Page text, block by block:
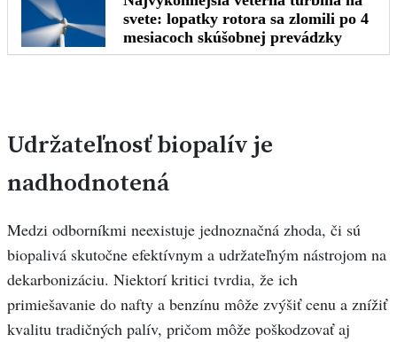
Udržateľnosť biopalív je
nadhodnotená
Medzi odborníkmi neexistuje jednoznačná zhoda, či sú
biopalivá skutočne efektívnym a udržateľným nástrojom na
dekarbonizáciu. Niektorí kritici tvrdia, že ich
primiešavanie do nafty a benzínu môže zvýšiť cenu a znížiť
kvalitu tradičných palív, pričom môže poškodzovať aj